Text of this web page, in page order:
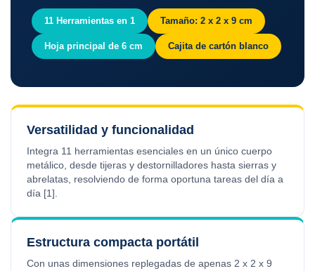
11 Herramientas en 1 Tamaño: 2 x 2 x 9 cm
Hoja principal de 6 cm Cajita de cartón blanco
Versatilidad y funcionalidad
Integra 11 herramientas esenciales en un único cuerpo
metálico, desde tijeras y destornilladores hasta sierras y
abrelatas, resolviendo de forma oportuna tareas del día a
día [1].
Estructura compacta portátil
Con unas dimensiones replegadas de apenas 2 x 2 x 9